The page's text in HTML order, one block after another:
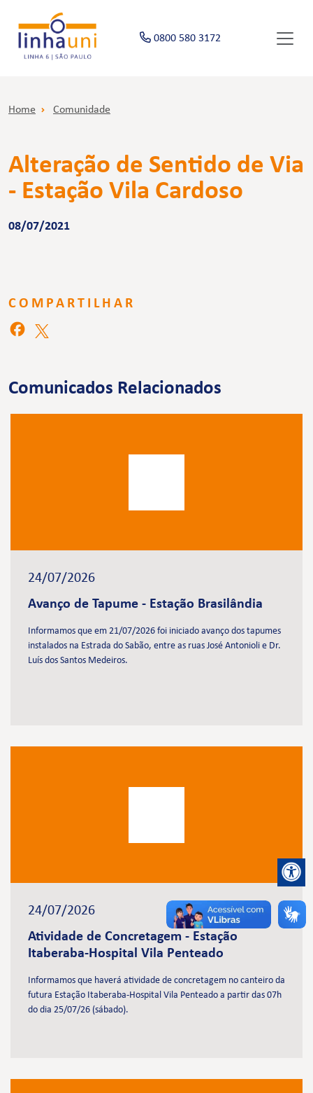
0800 580 3172
Home Comunidade
Alteração de Sentido de Via
- Estação Vila Cardoso
08/07/2021
COMPARTILHAR
Comunicados Relacionados
24/07/2026
Avanço de Tapume - Estação Brasilândia
Informamos que em 21/07/2026 foi iniciado avanço dos tapumes
instalados na Estrada do Sabão, entre as ruas José Antonioli e Dr.
Luís dos Santos Medeiros.
24/07/2026
Atividade de Concretagem - Estação
Itaberaba-Hospital Vila Penteado
Informamos que haverá atividade de concretagem no canteiro da
futura Estação Itaberaba-Hospital Vila Penteado a partir das 07h
do dia 25/07/26 (sábado).